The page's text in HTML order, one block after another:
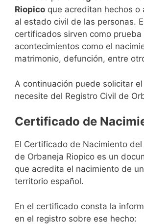
Riopico que acreditan hechos o
al estado civil de las personas.
certificados sirven como prueba
acontecimientos como el
matrimonio, defunción, entre
A continuación puede solicitar
necesite del Registro Civil de
Certificado de
El Certificado de Nacimiento del
de Orbaneja Riopico es un
que acredita el nacimiento de
territorio español.
En el certificado consta la
en el registro sobre ese hecho: